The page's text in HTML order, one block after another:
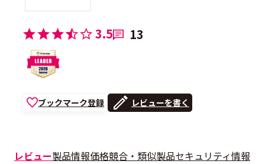
3.5 13
ブックマーク登録 レビューを書く
レビュー製品情報価格競合・類似製品セキュリティ情報